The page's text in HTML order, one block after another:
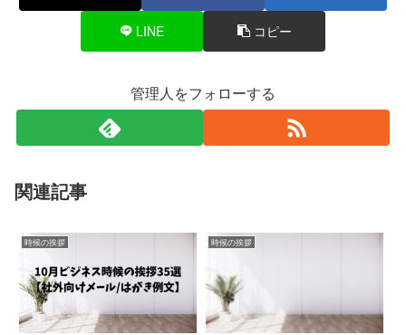
LINE コピー
管理人をフォローする
関連記事
時候の挨拶 時候の挨拶